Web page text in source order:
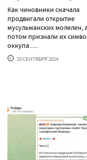
Как чиновники сначала
продвигали открытие
мусульманских молелен, а
потом признали их
оккупа......
25 СЕНТЯБРЯ'2024